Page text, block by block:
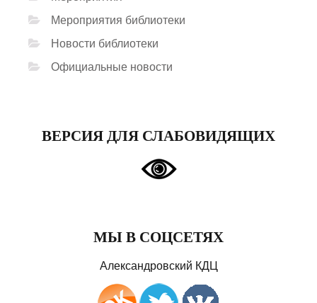
Мероприятия библиотеки
Новости библиотеки
Официальные новости
ВЕРСИЯ ДЛЯ СЛАБОВИДЯЩИХ
МЫ В СОЦСЕТЯХ
Александровский КДЦ